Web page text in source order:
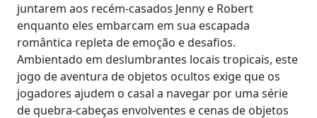
juntarem aos recém-casados Jenny e Robert
enquanto eles embarcam em sua escapada
romântica repleta de emoção e desafios.
Ambientado em deslumbrantes locais tropicais, este
jogo de aventura de objetos ocultos exige que os
jogadores ajudem o casal a navegar por uma série
de quebra-cabeças envolventes e cenas de objetos